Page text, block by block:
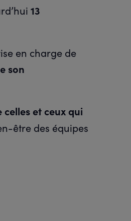
13
en charge de
son
et ceux qui
être des équipes